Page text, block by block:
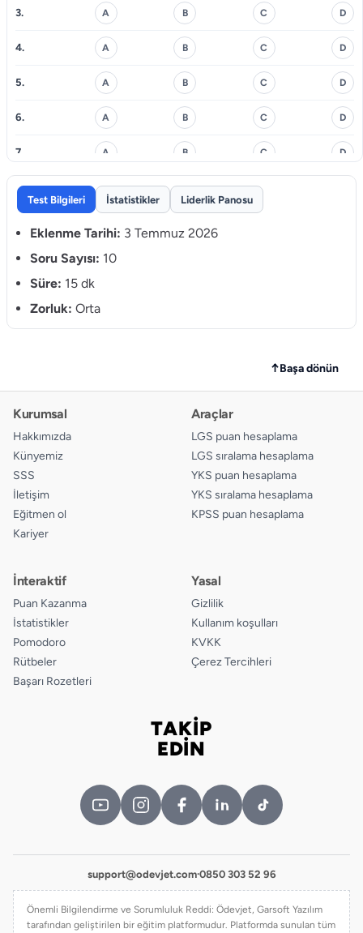
3. A B C D
4. A B C D
5. A B C D
6. A B C D
7. A B C D
8. A B C
10. A
Test Bilgileri İstatistikler Liderlik Panosu
Eklenme Tarihi: 3 Temmuz 2026
Soru Sayısı: 10
Süre: 15 dk
Zorluk: Orta
↑Başa dönün
Kurumsal
Hakkımızda
Künyemiz
SSS
İletişim
Eğitmen ol
Kariyer
Araçlar
LGS puan hesaplama
LGS sıralama hesaplama
YKS puan hesaplama
YKS sıralama hesaplama
KPSS puan hesaplama
İnteraktif
Puan Kazanma
İstatistikler
Pomodoro
Rütbeler
Başarı Rozetleri
Yasal
Gizlilik
Kullanım koşulları
KVKK
Çerez Tercihleri
TAKİP
EDİN
support@odevjet.com·0850 303 52 96
Önemli Bilgilendirme ve Sorumluluk Reddi: Ödevjet, Garsoft Yazılım
tarafından geliştirilen bir eğitim platformudur. Platformda sunulan tüm